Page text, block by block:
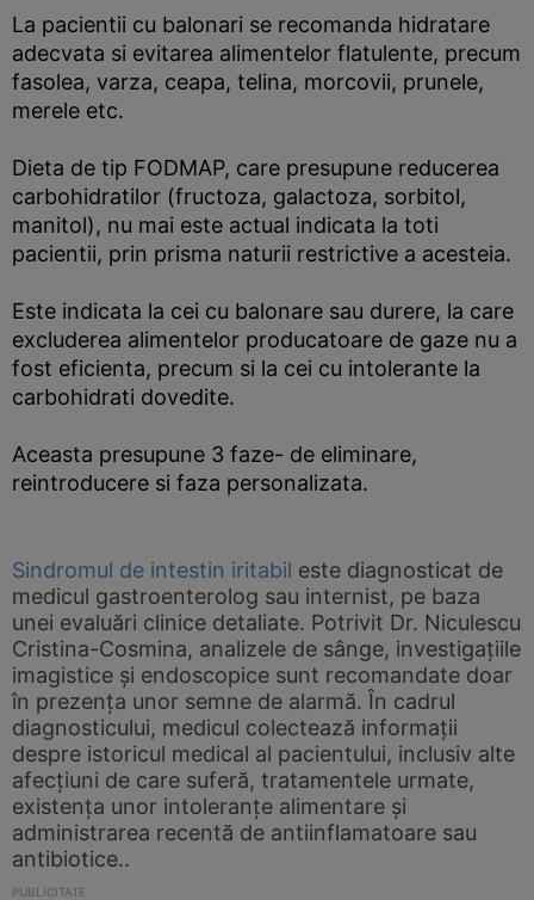
La pacientii cu balonari se recomanda hidratare
adecvata si evitarea alimentelor flatulente, precum
fasolea, varza, ceapa, telina, morcovii, prunele,
merele etc.
Dieta de tip FODMAP, care presupune reducerea
carbohidratilor (fructoza, galactoza, sorbitol,
manitol), nu mai este actual indicata la toti
pacientii, prin prisma naturii restrictive a acesteia.
Este indicata la cei cu balonare sau durere, la care
excluderea alimentelor producatoare de gaze nu a
fost eficienta, precum si la cei cu intolerante la
carbohidrati dovedite.
Aceasta presupune 3 faze- de eliminare,
reintroducere si faza personalizata.
Sindromul de intestin iritabil este diagnosticat de
medicul gastroenterolog sau internist, pe baza
unei evaluări clinice detaliate. Potrivit Dr. Niculescu
Cristina-Cosmina, analizele de sânge, investigațiile
imagistice și endoscopice sunt recomandate doar
în prezența unor semne de alarmă. În cadrul
diagnosticului, medicul colectează informații
despre istoricul medical al pacientului, inclusiv alte
afecțiuni de care suferă, tratamentele urmate,
existența unor intoleranțe alimentare și
administrarea recentă de antiinflamatoare sau
antibiotice..